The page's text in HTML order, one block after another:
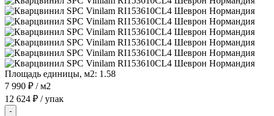
Площадь единицы, м2: 1.58
7 990 ₽ / м2
12 624 ₽ / упак
-